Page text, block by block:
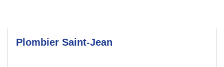
Plombier Saint-Jean